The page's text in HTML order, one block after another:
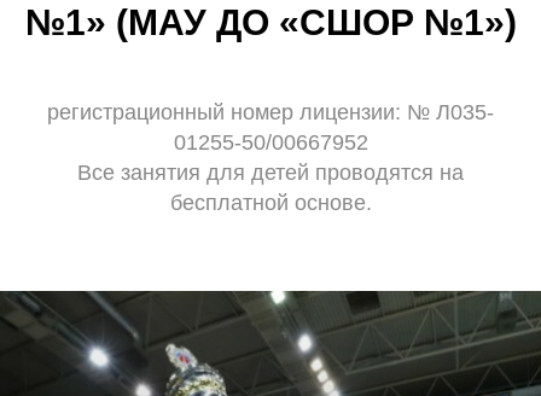
№1» (МАУ ДО «СШОР №1»)
регистрационный номер лицензии: № Л035-
01255-50/00667952
Все занятия для детей проводятся на
бесплатной основе.